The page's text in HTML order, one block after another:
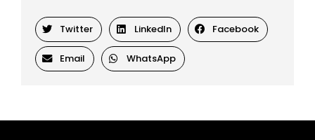
Twitter LinkedIn Facebook
Email WhatsApp